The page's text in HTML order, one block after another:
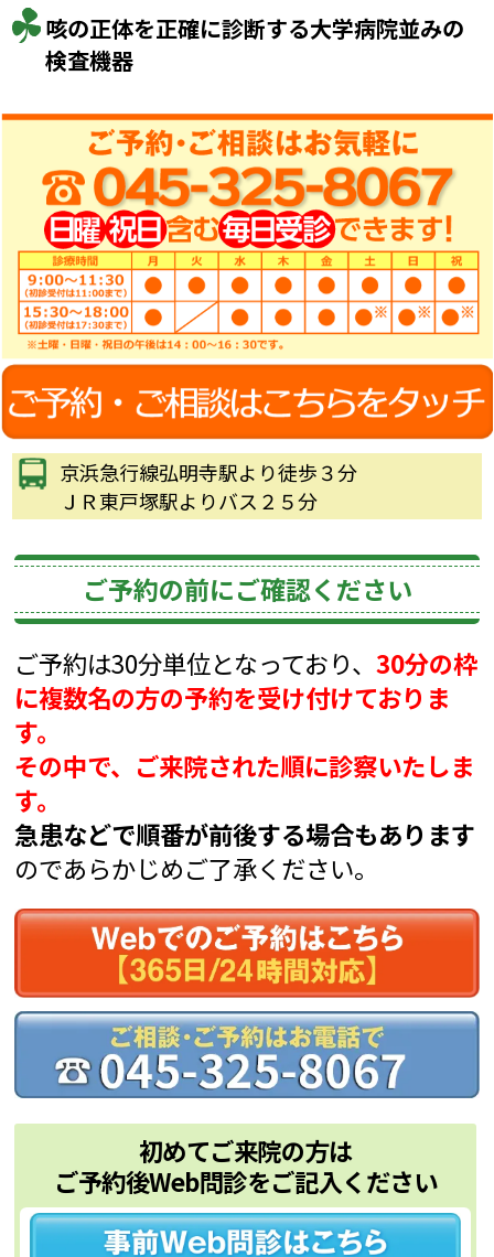
咳の正体を正確に診断する大学病院並みの
検査機器
京浜急行線弘明寺駅より徒歩３分
ＪＲ東戸塚駅よりバス２５分
ご予約の前にご確認ください
ご予約は30分単位となっており、30分の枠
に複数名の方の予約を受け付けておりま
す。
その中で、ご来院された順に診察いたしま
す。
急患などで順番が前後する場合もあります
のであらかじめご了承ください。
初めてご来院の方は
ご予約後Web問診をご記入ください